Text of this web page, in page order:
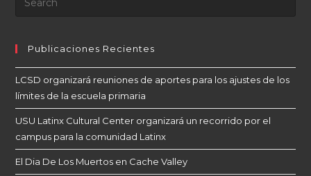
Publicaciones Recientes
LCSD organizará reuniones de aportes para los ajustes de los
límites de la escuela primaria
USU Latinx Cultural Center organizará un recorrido por el
campus para la comunidad Latinx
El Dia De Los Muertos en Cache Valley